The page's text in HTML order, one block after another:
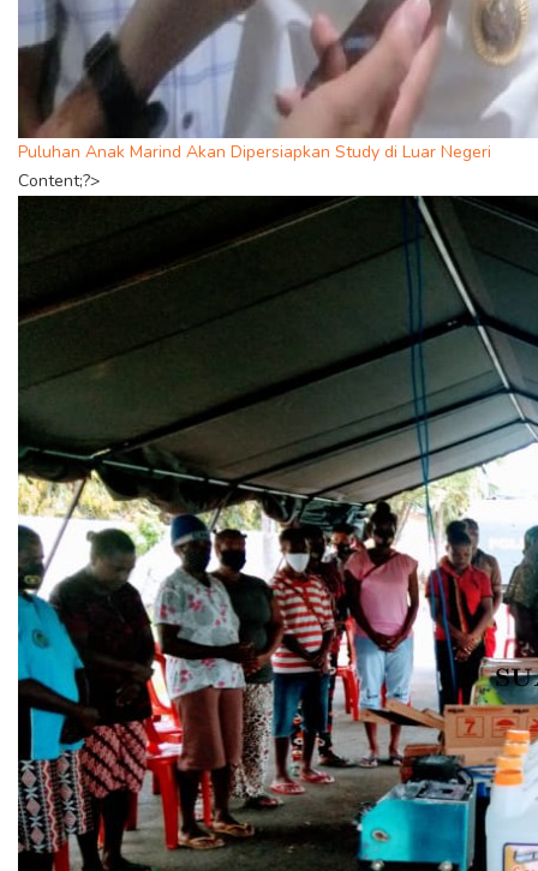
Puluhan Anak Marind Akan Dipersiapkan Study di Luar Negeri
Content;?>